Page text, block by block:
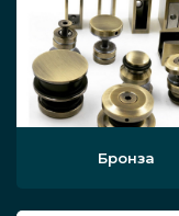
Бронза